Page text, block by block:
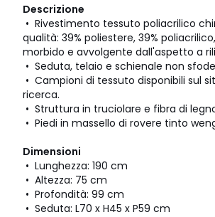
Descrizione
• Rivestimento tessuto poliacrilico
qualità: 39% poliestere, 39%
morbido e avvolgente dall'aspetto a
• Seduta, telaio e schienale non
• Campioni di tessuto disponibili sul
ricerca.
• Struttura in truciolare e fibra di
• Piedi in massello di rovere tinto
Dimensioni
• Lunghezza: 190 cm
• Altezza: 75 cm
• Profondità: 99 cm
• Seduta: L70 x H45 x P59 cm